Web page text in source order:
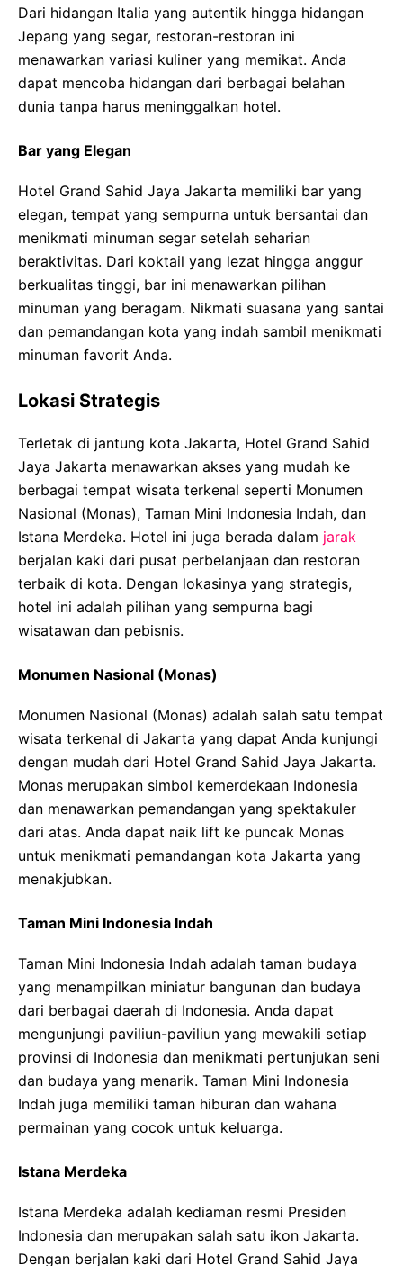
Dari hidangan Italia yang autentik hingga hidangan
Jepang yang segar, restoran-restoran ini
menawarkan variasi kuliner yang memikat. Anda
dapat mencoba hidangan dari berbagai belahan
dunia tanpa harus meninggalkan hotel.
Bar yang Elegan
Hotel Grand Sahid Jaya Jakarta memiliki bar yang
elegan, tempat yang sempurna untuk bersantai dan
menikmati minuman segar setelah seharian
beraktivitas. Dari koktail yang lezat hingga anggur
berkualitas tinggi, bar ini menawarkan pilihan
minuman yang beragam. Nikmati suasana yang santai
dan pemandangan kota yang indah sambil menikmati
minuman favorit Anda.
Lokasi Strategis
Terletak di jantung kota Jakarta, Hotel Grand Sahid
Jaya Jakarta menawarkan akses yang mudah ke
berbagai tempat wisata terkenal seperti Monumen
Nasional (Monas), Taman Mini Indonesia Indah, dan
Istana Merdeka. Hotel ini juga berada dalam jarak
berjalan kaki dari pusat perbelanjaan dan restoran
terbaik di kota. Dengan lokasinya yang strategis,
hotel ini adalah pilihan yang sempurna bagi
wisatawan dan pebisnis.
Monumen Nasional (Monas)
Monumen Nasional (Monas) adalah salah satu tempat
wisata terkenal di Jakarta yang dapat Anda kunjungi
dengan mudah dari Hotel Grand Sahid Jaya Jakarta.
Monas merupakan simbol kemerdekaan Indonesia
dan menawarkan pemandangan yang spektakuler
dari atas. Anda dapat naik lift ke puncak Monas
untuk menikmati pemandangan kota Jakarta yang
menakjubkan.
Taman Mini Indonesia Indah
Taman Mini Indonesia Indah adalah taman budaya
yang menampilkan miniatur bangunan dan budaya
dari berbagai daerah di Indonesia. Anda dapat
mengunjungi paviliun-paviliun yang mewakili setiap
provinsi di Indonesia dan menikmati pertunjukan seni
dan budaya yang menarik. Taman Mini Indonesia
Indah juga memiliki taman hiburan dan wahana
permainan yang cocok untuk keluarga.
Istana Merdeka
Istana Merdeka adalah kediaman resmi Presiden
Indonesia dan merupakan salah satu ikon Jakarta.
Dengan berjalan kaki dari Hotel Grand Sahid Jaya